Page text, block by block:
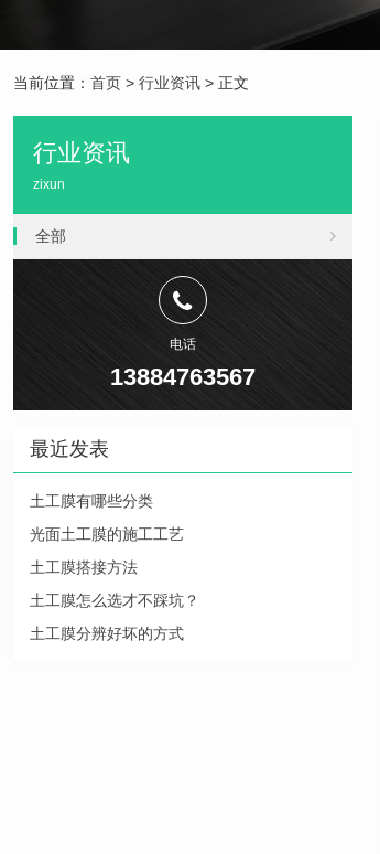
当前位置： 首页 > 行业资讯 > 正文
行业资讯
zixun
全部
电话
13884763567
最近发表
土工膜有哪些分类
光面土工膜的施工工艺
土工膜搭接方法
土工膜怎么选才不踩坑？
土工膜分辨好坏的方式